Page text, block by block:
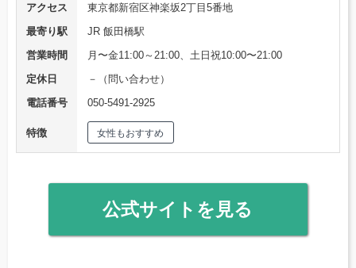
アクセス
東京都新宿区神楽坂2丁目5番地
最寄り駅
JR 飯田橋駅
営業時間
月〜金11:00～21:00、土日祝10:00〜21:00
定休日
－（問い合わせ）
電話番号
050-5491-2925
特徴 女性もおすすめ
公式サイトを見る